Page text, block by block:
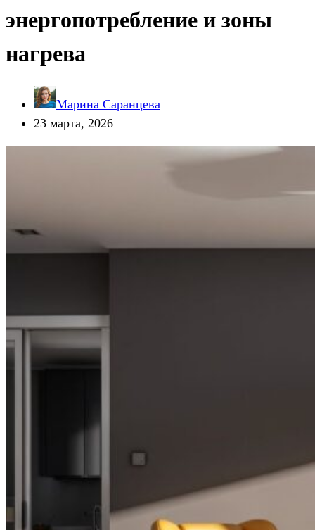
энергопотребление и зоны
нагрева
Марина Саранцева
23 марта, 2026